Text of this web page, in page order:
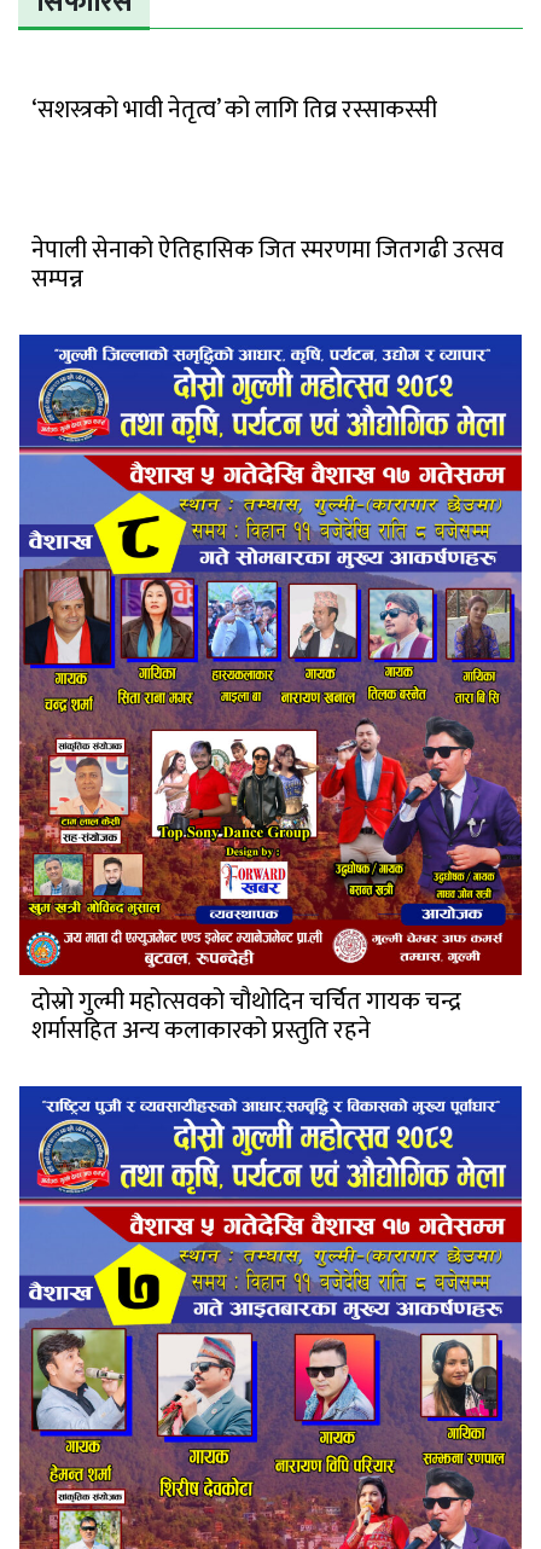
‘सशस्त्रको भावी नेतृत्व’ को लागि तिव्र रस्साकस्सी
नेपाली सेनाको ऐतिहासिक जित स्मरणमा जितगढी उत्सव
सम्पन्न
दोस्रो गुल्मी महोत्सवको चौथोदिन चर्चित गायक चन्द्र
शर्मासहित अन्य कलाकारको प्रस्तुति रहने